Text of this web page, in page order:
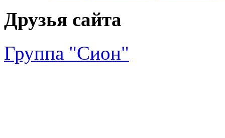
Друзья сайта
Группа "Сион"